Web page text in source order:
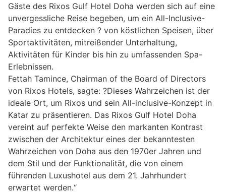
Gäste des Rixos Gulf Hotel Doha werden sich auf eine
unvergessliche Reise begeben, um ein All-Inclusive-
Paradies zu entdecken ? von köstlichen Speisen, über
Sportaktivitäten, mitreißender Unterhaltung,
Aktivitäten für Kinder bis hin zu umfassenden Spa-
Erlebnissen.
Fettah Tamince, Chairman of the Board of Directors
von Rixos Hotels, sagte: ?Dieses Wahrzeichen ist der
ideale Ort, um Rixos und sein All-inclusive-Konzept in
Katar zu präsentieren. Das Rixos Gulf Hotel Doha
vereint auf perfekte Weise den markanten Kontrast
zwischen der Architektur eines der bekanntesten
Wahrzeichen von Doha aus den 1970er Jahren und
dem Stil und der Funktionalität, die von einem
führenden Luxushotel aus dem 21. Jahrhundert
erwartet werden.“